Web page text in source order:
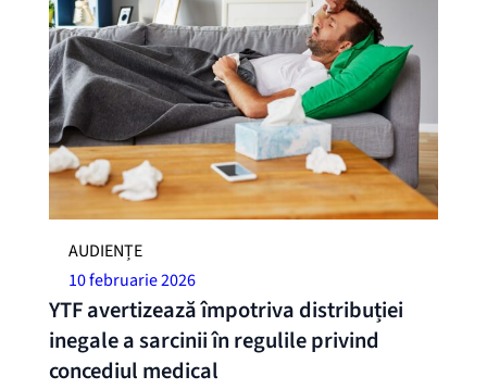
AUDIENȚE
10 februarie 2026
YTF avertizează împotriva distribuției
inegale a sarcinii în regulile privind
concediul medical